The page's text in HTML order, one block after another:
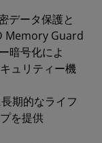
データ保護と
Memory Guard
暗号化によ
ュリティー機
期的なライフ
を提供